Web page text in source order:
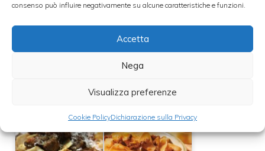
consenso può influire negativamente su alcune caratteristiche e funzioni.
Accetta
Nega
Visualizza preferenze
Cookie PolicyDichiarazione sulla Privacy
Scoliamo la pasta al dente e la uniamo al
sugo, infine su ogni porzione mettiamo un
prezzemolofresco.
Leggi anche: